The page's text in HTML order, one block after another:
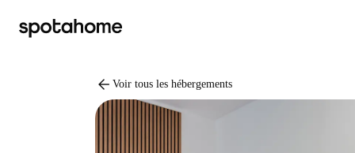
arrow_back Voir tous les hébergements